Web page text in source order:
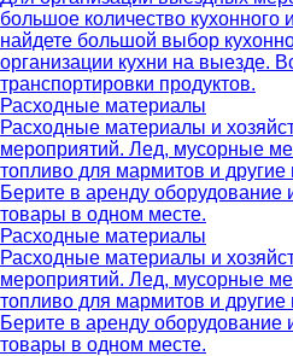
большое количество кухонного
найдете большой выбор
организации кухни на выезде.
транспортировки продуктов.
Расходные материалы
Расходные материалы и
мероприятий. Лед, мусорные
топливо для мармитов и
Берите в аренду оборудование
товары в одном месте.
Расходные материалы
Расходные материалы и
мероприятий. Лед, мусорные
топливо для мармитов и
Берите в аренду оборудование
товары в одном месте.